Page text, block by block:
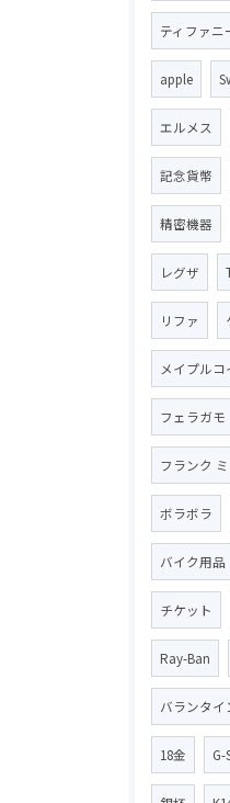
ティファニ
apple
エルメス
記念貨幣
精密機器
レグザ
リファ
メイプルコ
フェラガモ
フランク
ボラボラ
バイク用品
チケット
Ray-Ban
バランタイ
18金 G-